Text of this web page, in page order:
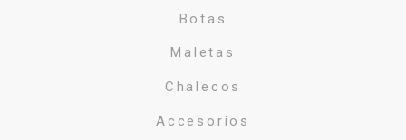
Botas
Maletas
Chalecos
Accesorios